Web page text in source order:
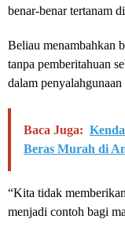
benar-benar tertanam
Beliau menambahkan
tanpa pemberitahuan
dalam
Baca Juga:
Beras Murah di
“Kita tidak
menjadi contoh bagi